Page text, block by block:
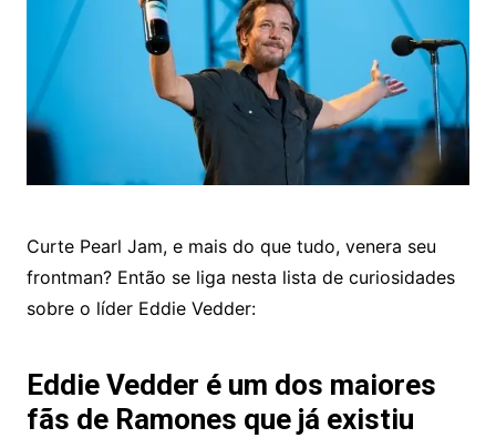
Curte Pearl Jam, e mais do que tudo, venera seu
frontman? Então se liga nesta lista de curiosidades
sobre o líder Eddie Vedder:
Eddie Vedder é um dos maiores
fãs de Ramones que já existiu